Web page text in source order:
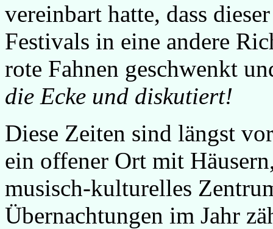
vereinbart hatte, dass
Festivals in eine andere
rote Fahnen geschwenkt
die Ecke und diskutiert!
Diese Zeiten sind längst
ein offener Ort mit
musisch-kulturelles
Übernachtungen im Jahr